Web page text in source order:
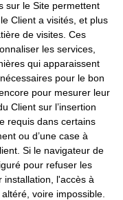
sur le Site permettent
Client a visités, et plus
de visites. Ces
les services,
qui apparaissent
pour le bon
pour mesurer leur
Client sur l’insertion
requis dans certains
ou d’une case à
Si le navigateur de
pour refuser les
installation, l'accès à
voire impossible.